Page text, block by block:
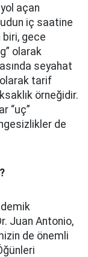
açan
iç saatine
biri, gece
olarak
seyahat
tarif
örneğidir.
“uç”
de
Juan Antonio,
de önemli